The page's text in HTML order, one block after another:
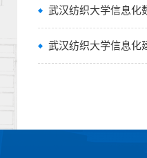
武汉纺织大学信息化
武汉纺织大学信息化